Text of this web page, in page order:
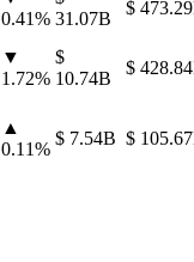
0.41% 31.07B
⁦$⁩
▼
1.72%
⁦$⁩
10.74B
⁦$⁩
▲
0.11%
⁦$⁩ 7.54B ⁦$⁩